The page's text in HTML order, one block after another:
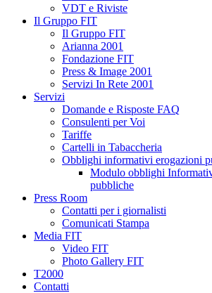
VDT e Riviste
Il Gruppo FIT
Il Gruppo FIT
Arianna 2001
Fondazione FIT
Press & Image 2001
Servizi In Rete 2001
Servizi
Domande e Risposte FAQ
Consulenti per Voi
Tariffe
Cartelli in Tabaccheria
Obblighi informativi erogazioni
Modulo obblighi
pubbliche
Press Room
Contatti per i giornalisti
Comunicati Stampa
Media FIT
Video FIT
Photo Gallery FIT
T2000
Contatti